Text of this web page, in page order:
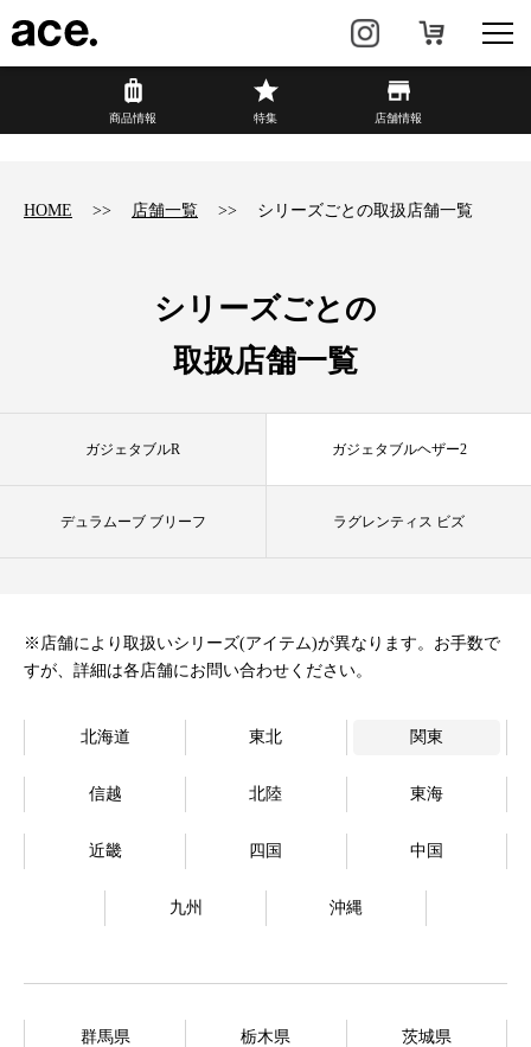
商品情報
カジュアル HAyU×ace.
店舗情報 新着情報
商品情報 特集 店舗情報
HOME 店舗一覧 シリーズごとの取扱店舗一覧
シリーズごとの
取扱店舗一覧
ガジェタブルR ガジェタブルヘザー2
デュラムーブ ブリーフ ラグレンティス ビズ
※店舗により取扱いシリーズ(アイテム)が異なります。お手数で
すが、詳細は各店舗にお問い合わせください。
北海道 東北 関東
信越 北陸 東海
近畿 四国 中国
九州 沖縄
群馬県 栃木県 茨城県